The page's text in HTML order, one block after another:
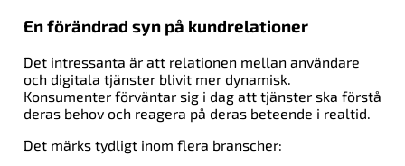
En förändrad syn på kundrelationer
Det intressanta är att relationen mellan användare
och digitala tjänster blivit mer dynamisk.
Konsumenter förväntar sig i dag att tjänster ska förstå
deras behov och reagera på deras beteende i realtid.
Det märks tydligt inom flera branscher: